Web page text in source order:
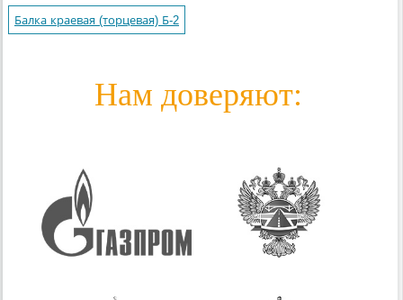
Балка краевая (торцевая) Б-2
Нам доверяют: